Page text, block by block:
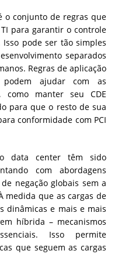
o conjunto de regras que
para garantir o controle
pode ser tão simples
separados
Regras de aplicação
ajudar com as
como manter seu CDE
para que o resto de sua
conformidade com PCI
data center têm sido
com abordagens
negação globais sem a
medida que as cargas de
dinâmicas e mais e mais
híbrida – mecanismos
Isso permite
que seguem as cargas